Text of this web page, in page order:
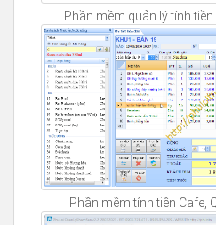
Phần mềm quản lý tính
Phần mềm tính tiền Cafe,